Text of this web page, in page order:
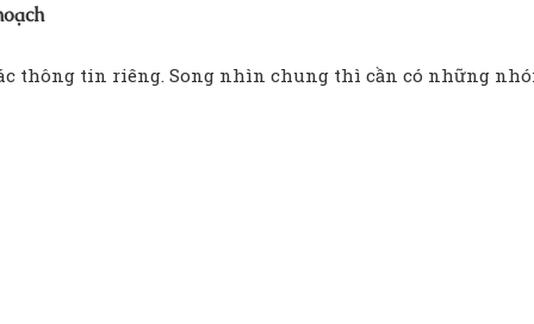
thông tin riêng. Song nhìn chung thì cần có những